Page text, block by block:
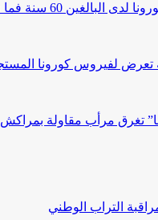
60 سنة فما فوق أو من…
كورونا المستجد كوفيد
تغرق مرأب مقاولة
التراب الوطني